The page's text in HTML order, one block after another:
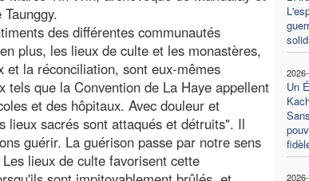
Un
des différentes communautés
plus, les lieux de culte et les monastères,
et la réconciliation, sont eux-mêmes
tels que la Convention de La Haye appellent
et des hôpitaux. Avec douleur et
lieux sacrés sont attaqués et détruits". Il
guérir. La guérison passe par notre sens
lieux de culte favorisent cette